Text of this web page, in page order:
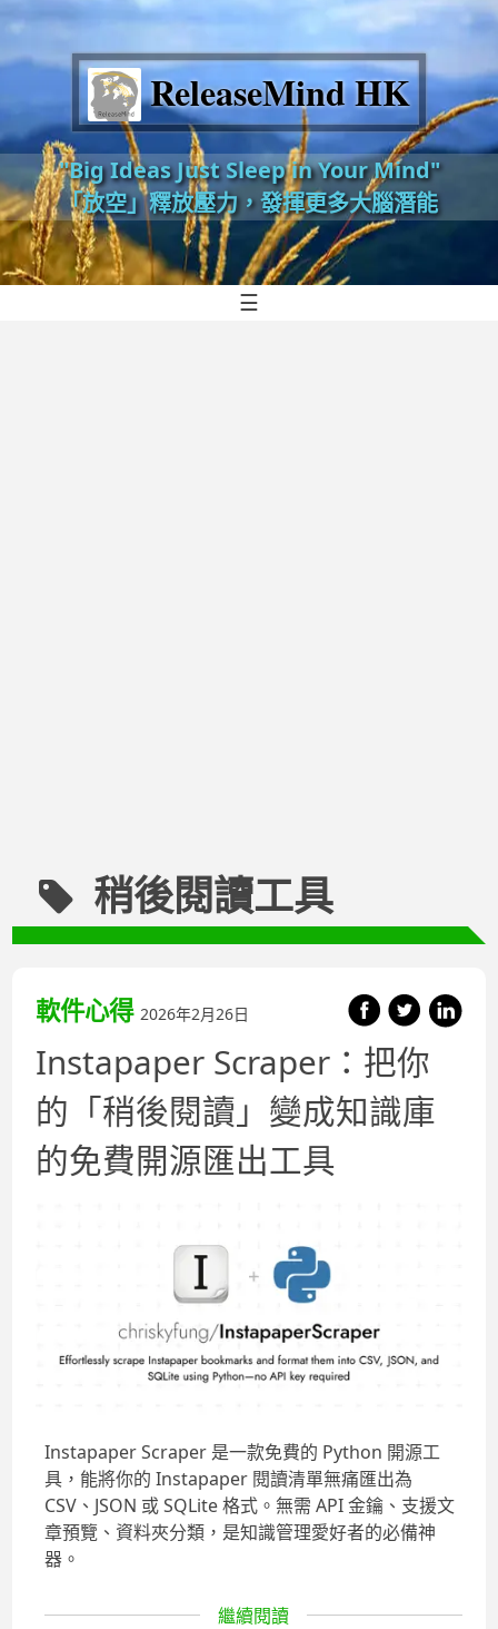
ReleaseMind HK
"Big Ideas Just Sleep in Your Mind"
「放空」釋放壓力，發揮更多大腦潛能
☰
稍後閱讀工具
軟件心得 2026年2月26日
Instapaper Scraper：把你
的「稍後閱讀」變成知識庫
的免費開源匯出工具
Instapaper Scraper 是一款免費的 Python 開源工
具，能將你的 Instapaper 閱讀清單無痛匯出為
CSV、JSON 或 SQLite 格式。無需 API 金鑰、支援文
章預覽、資料夾分類，是知識管理愛好者的必備神
器。
繼續閱讀